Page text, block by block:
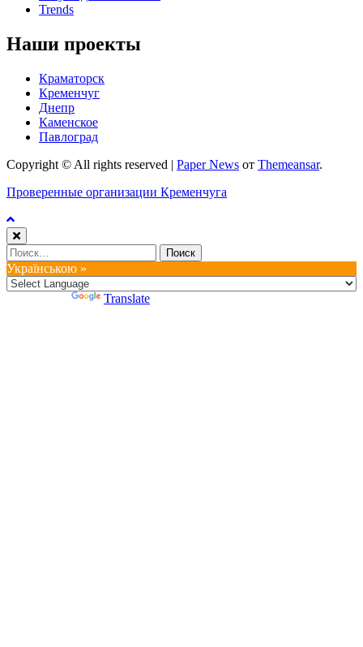
Trends
Наши проекты
Краматорск
Кременчуг
Днепр
Каменское
Павлоград
Copyright © All rights reserved | Paper News от Themeansar.
Проверенные организации Кременчуга
Найти:
Українською »
Translate